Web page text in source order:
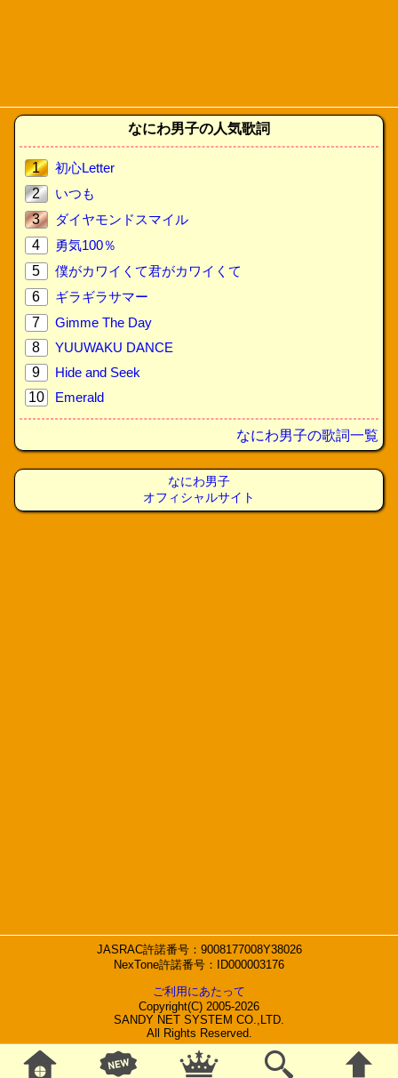
なにわ男子の人気歌詞
1
初心Letter
2
いつも
3
ダイヤモンドスマイル
4
勇気100％
5
僕がカワイくて君がカワイくて
6
ギラギラサマー
7
Gimme The Day
8
YUUWAKU DANCE
9
Hide and Seek
10
Emerald
なにわ男子の歌詞一覧
なにわ男子
オフィシャルサイト
JASRAC許諾番号：9008177008Y38026
NexTone許諾番号：ID000003176
ご利用にあたって
Copyright(C) 2005-2026
SANDY NET SYSTEM CO.,LTD.
All Rights Reserved.